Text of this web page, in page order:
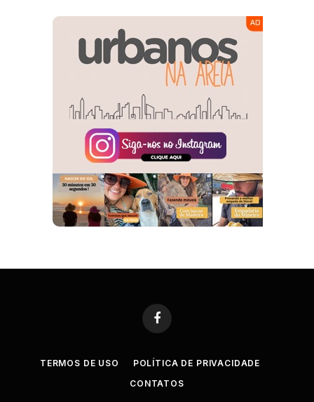
Facebook
TERMOS DE USO
POLÍTICA DE PRIVACIDADE
CONTATOS